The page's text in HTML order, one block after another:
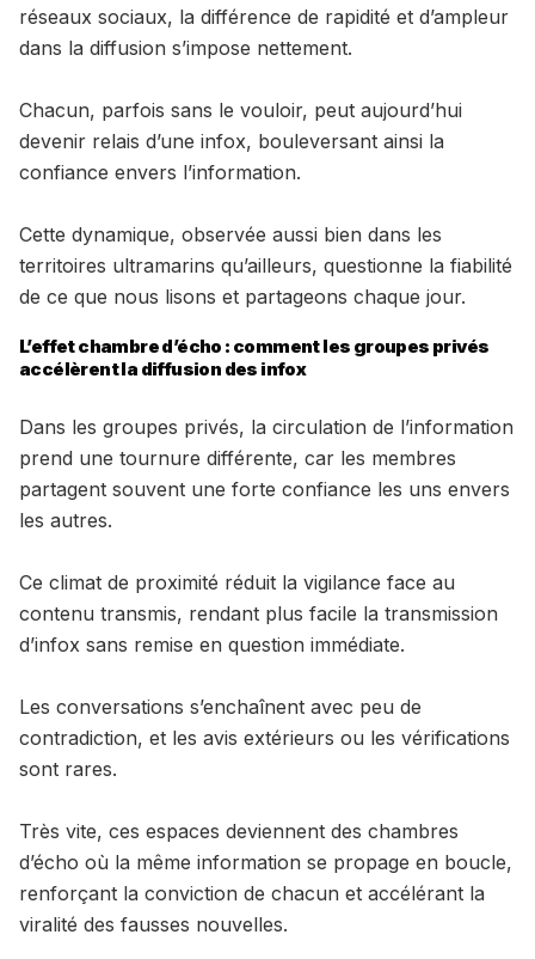
réseaux sociaux, la différence de rapidité et d’ampleur
dans la diffusion s’impose nettement.
Chacun, parfois sans le vouloir, peut aujourd’hui
devenir relais d’une infox, bouleversant ainsi la
confiance envers l’information.
Cette dynamique, observée aussi bien dans les
territoires ultramarins qu’ailleurs, questionne la fiabilité
de ce que nous lisons et partageons chaque jour.
L’effet chambre d’écho : comment les groupes privés
accélèrent la diffusion des infox
Dans les groupes privés, la circulation de l’information
prend une tournure différente, car les membres
partagent souvent une forte confiance les uns envers
les autres.
Ce climat de proximité réduit la vigilance face au
contenu transmis, rendant plus facile la transmission
d’infox sans remise en question immédiate.
Les conversations s’enchaînent avec peu de
contradiction, et les avis extérieurs ou les vérifications
sont rares.
Très vite, ces espaces deviennent des chambres
d’écho où la même information se propage en boucle,
renforçant la conviction de chacun et accélérant la
viralité des fausses nouvelles.